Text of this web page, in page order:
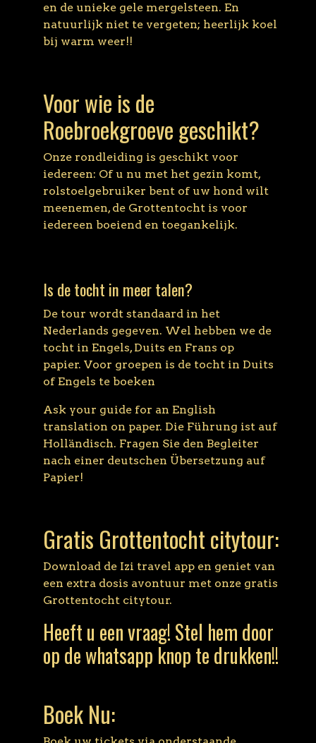
en de unieke gele mergelsteen. En
natuurlijk niet te vergeten; heerlijk koel
bij warm weer!!
Voor wie is de
Roebroekgroeve geschikt?
Onze rondleiding is geschikt voor
iedereen: Of u nu met het gezin komt,
rolstoelgebruiker bent of uw hond wilt
meenemen, de Grottentocht is voor
iedereen boeiend en toegankelijk.
Is de tocht in meer talen?
De tour wordt standaard in het
Nederlands gegeven. Wel hebben we de
tocht in Engels, Duits en Frans op
papier. Voor groepen is de tocht in Duits
of Engels te boeken
Ask your guide for an English
translation on paper. Die Führung ist auf
Holländisch. Fragen Sie den Begleiter
nach einer deutschen Übersetzung auf
Papier!
Gratis Grottentocht citytour:
Download de Izi travel app en geniet van
een extra dosis avontuur met onze gratis
Grottentocht citytour.
Heeft u een vraag! Stel hem door
op de whatsapp knop te drukken!!
Boek Nu: